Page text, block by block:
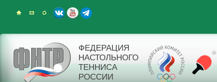
ФЕДЕРАЦИЯ
НАСТОЛЬНОГО
ТЕННИСА
РОССИИ